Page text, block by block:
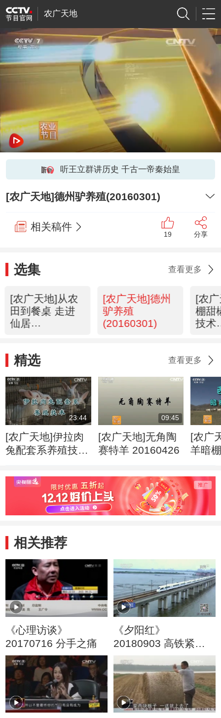
农广天地
听王立群讲历史 千古一帝秦始皇
[农广天地]德州驴养殖(20160301)
相关稿件
19 分享
选集 查看更多
[农广天地]从农
田到餐桌 走进
仙居
[农广天地]德州
驴养殖
(20160301)
[农
棚甜
技术
精选 查看更多
23:44
[农广天地]伊拉肉
兔配套系养殖技术
09:45
[农广天地]无角陶
赛特羊 20160426
[农广
羊暗
相关推荐
《心理访谈》
20170716 分手之痛
《夕阳红》
20180903 高铁紧急
停靠